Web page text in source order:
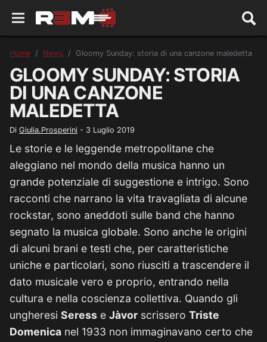
Home News Gloomy Sunday: storia di una canzone maledetta
GLOOMY SUNDAY: STORIA
DI UNA CANZONE
MALEDETTA
Di Giulia.Prosperini - 3 Luglio 2019
Le storie e le leggende metropolitane che
aleggiano nel mondo della musica hanno un
grande potenziale di suggestione e intrigo. Sono
racconti che narrano la vita travagliata di alcune
rockstar, sono aneddoti sulle band che hanno
segnato la musica globale. Sono anche le origini
di alcuni brani e testi che, per caratteristiche
uniche e particolari, sono riusciti a trascendere il
dato musicale vero e proprio, entrando nella
cultura e nella coscienza collettiva. Quando gli
ungheresi Seress e Jàvor scrissero Triste
Domenica nel 1933 non immaginavano certo che